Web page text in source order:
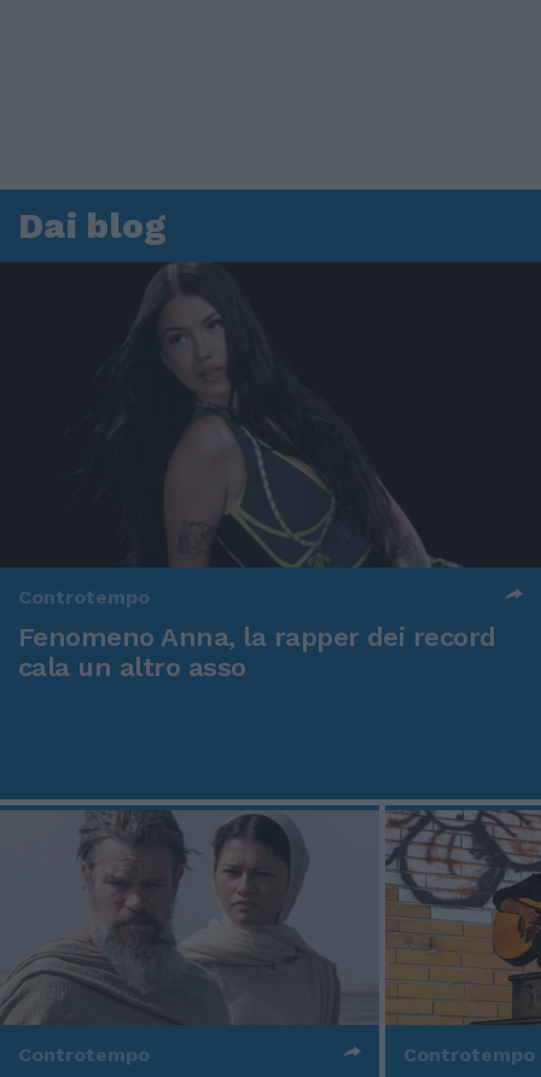
Dai blog
Controtempo
Fenomeno Anna, la rapper dei record
cala un altro asso
Controtempo Controtempo